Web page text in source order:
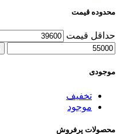
محدوده قیمت
حداقل قیمت
موجودی
تخفیف
موجود
محصولات پرفروش